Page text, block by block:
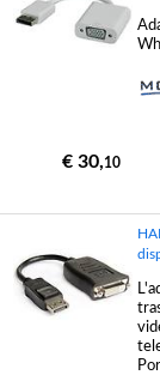
€ 30,10